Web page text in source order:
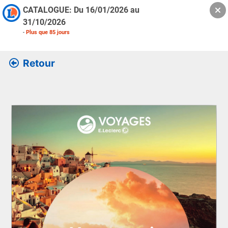
CATALOGUE: Du 16/01/2026 au
31/10/2026
- Plus que 85 jours
Retour